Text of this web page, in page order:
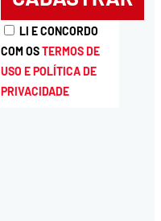
LI E CONCORDO
COM OSTERMOS DE
USO E POLÍTICA DE
PRIVACIDADE